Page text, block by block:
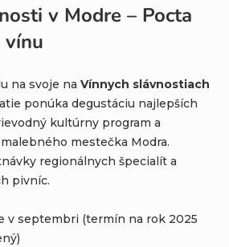
v Modre – Pocta
vínu
na svoje na Vínnych slávnostiach
ponúka degustáciu najlepších
kultúrny program a
mestečka Modra.
regionálnych špecialít a
pivníc.
v septembri (termín na rok 2025